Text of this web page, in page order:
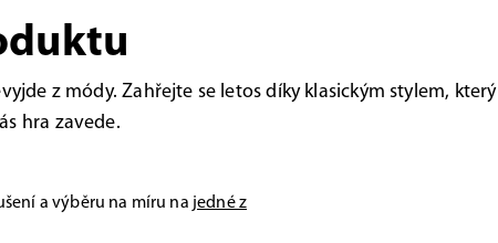
z módy. Zahřejte se letos díky klasickým stylem, který
hra zavede.
a výběru na míru na jedné z